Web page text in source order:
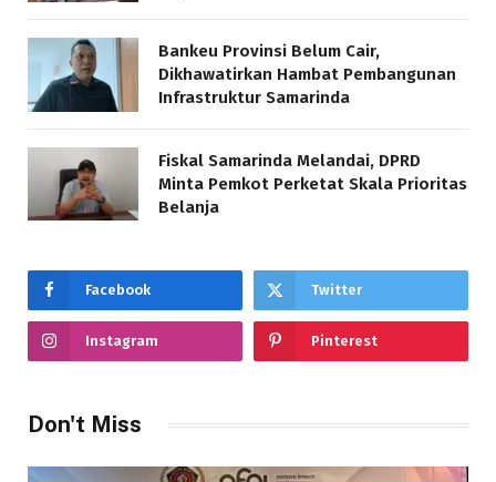
Bankeu Provinsi Belum Cair,
Dikhawatirkan Hambat Pembangunan
Infrastruktur Samarinda
Fiskal Samarinda Melandai, DPRD
Minta Pemkot Perketat Skala Prioritas
Belanja
Facebook Twitter
Instagram Pinterest
Don't Miss